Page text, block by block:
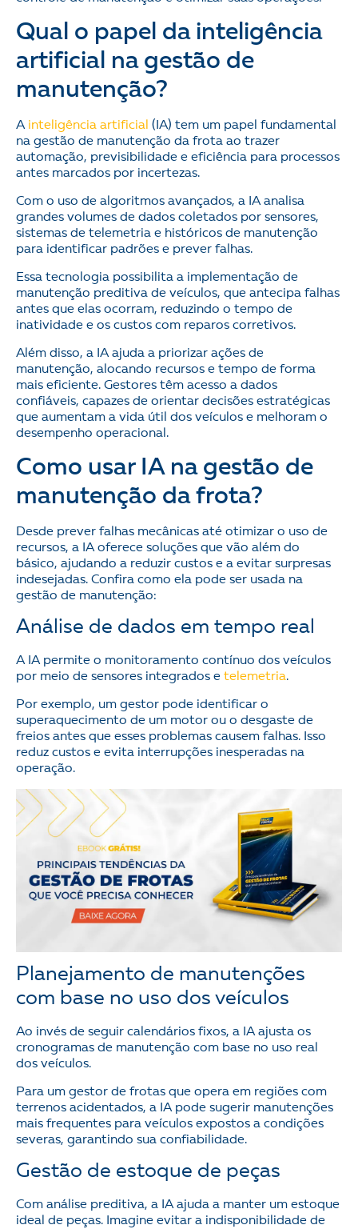
Qual o papel da inteligência
artificial na gestão de
manutenção?
A inteligência artificial (IA) tem um papel fundamental
na gestão de manutenção da frota ao trazer
automação, previsibilidade e eficiência para processos
antes marcados por incertezas.
Com o uso de algoritmos avançados, a IA analisa
grandes volumes de dados coletados por sensores,
sistemas de telemetria e históricos de manutenção
para identificar padrões e prever falhas.
Essa tecnologia possibilita a implementação de
manutenção preditiva de veículos, que antecipa falhas
antes que elas ocorram, reduzindo o tempo de
inatividade e os custos com reparos corretivos.
Além disso, a IA ajuda a priorizar ações de
manutenção, alocando recursos e tempo de forma
mais eficiente. Gestores têm acesso a dados
confiáveis, capazes de orientar decisões estratégicas
que aumentam a vida útil dos veículos e melhoram o
desempenho operacional.
Como usar IA na gestão de
manutenção da frota?
Desde prever falhas mecânicas até otimizar o uso de
recursos, a IA oferece soluções que vão além do
básico, ajudando a reduzir custos e a evitar surpresas
indesejadas. Confira como ela pode ser usada na
gestão de manutenção:
Análise de dados em tempo real
A IA permite o monitoramento contínuo dos veículos
por meio de sensores integrados e telemetria.
Por exemplo, um gestor pode identificar o
superaquecimento de um motor ou o desgaste de
freios antes que esses problemas causem falhas. Isso
reduz custos e evita interrupções inesperadas na
operação.
Planejamento de manutenções
com base no uso dos veículos
Ao invés de seguir calendários fixos, a IA ajusta os
cronogramas de manutenção com base no uso real
dos veículos.
Para um gestor de frotas que opera em regiões com
terrenos acidentados, a IA pode sugerir manutenções
mais frequentes para veículos expostos a condições
severas, garantindo sua confiabilidade.
Gestão de estoque de peças
Com análise preditiva, a IA ajuda a manter um estoque
ideal de peças. Imagine evitar a indisponibilidade de